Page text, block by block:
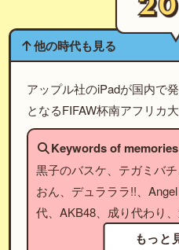
他の時代も見る
アップル社のiPadが国内で
となるFIFAW杯南アフリカ
Keywords of memories
黒子のバスケ、テガミバ
おん、デュラララ!!、
代、AKB48、成り代わり
もっと